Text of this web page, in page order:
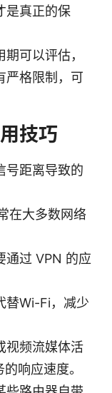
是真正的保
可以评估，
严格限制，可
技巧
号距离导致的
在大多数网络
通过 VPN 的应
替Wi-Fi，减少
视频流媒体活
响应速度。